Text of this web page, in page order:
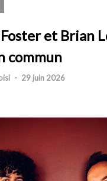
et Brian
commun
- 29 juin 2026